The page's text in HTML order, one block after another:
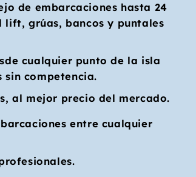
de embarcaciones hasta 24
grúas, bancos y puntales
cualquier punto de la isla
sin competencia.
al mejor precio del mercado.
entre cualquier